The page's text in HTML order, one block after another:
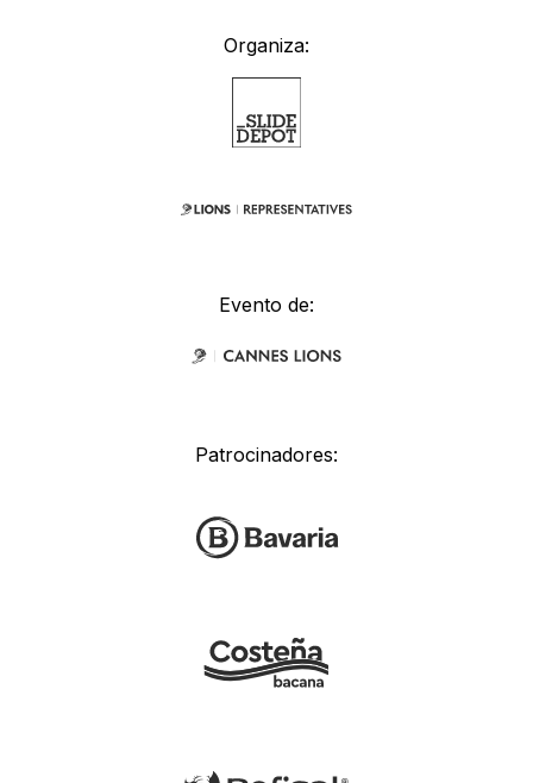
Organiza:
Evento de:
Patrocinadores: